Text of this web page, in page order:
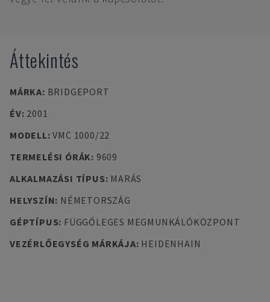
Áttekintés
MÁRKA: BRIDGEPORT
ÉV: 2001
MODELL:VMC 1000/22
TERMELÉSI ÓRÁK: 9609
ALKALMAZÁSI TÍPUS: MARÁS
HELYSZÍN: NÉMETORSZÁG
GÉPTÍPUS: FÜGGŐLEGES MEGMUNKÁLÓKÖZPONT
VEZÉRLŐEGYSÉG MÁRKÁJA: HEIDENHAIN